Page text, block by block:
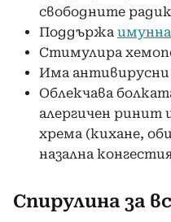
свободните
Поддържа
Стимулира
Има антивирусни
Облекчава
алергичен ринит
хрема (кихане,
назална
Спирулина за